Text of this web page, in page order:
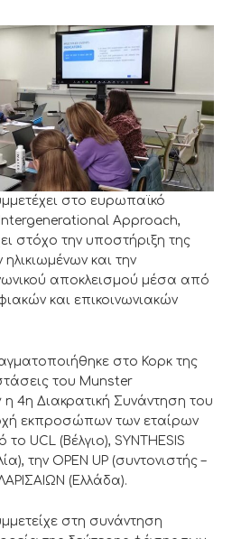
στο ευρωπαϊκό
Approach,
στόχο την υποστήριξη της
και την
αποκλεισμού μέσα από
και επικοινωνιακών
στο Κορκ της
του Μunster
4η Διακρατική Συνάντηση του
εκπροσώπων των εταίρων
UCL (Βέλγιο), SYNTHESIS
την OPEN UP (συντονιστής –
(Ελλάδα).
στη συνάντηση